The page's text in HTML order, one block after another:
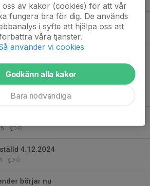
21.5.2025
1
7
1.5. 2025
0
0
4.12.2024
0
börjar nu
oss av kakor (cookies) för att vår
fungera bra för dig. De används
i syfte att hjälpa oss att
våra tjänster.
använder vi cookies
Godkänn alla kakor
Bara nödvändiga